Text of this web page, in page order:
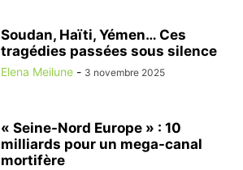
Soudan, Haïti, Yémen… Ces
tragédies passées sous silence
Elena Meilune - 3 novembre 2025
« Seine-Nord Europe » : 10
milliards pour un mega-canal
mortifère